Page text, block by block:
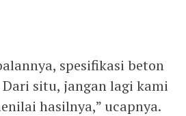
spesifikasi beton
situ, jangan lagi kami
hasilnya,” ucapnya.